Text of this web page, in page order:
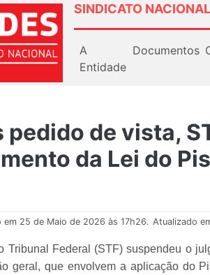
SINDICATO
A
Entidade
Documentos
pedido de vista,
da Lei do
em 25 de Maio de 2026 às 17h26. Atualizado
Tribunal Federal (STF) suspendeu o
geral, que envolvem a aplicação do